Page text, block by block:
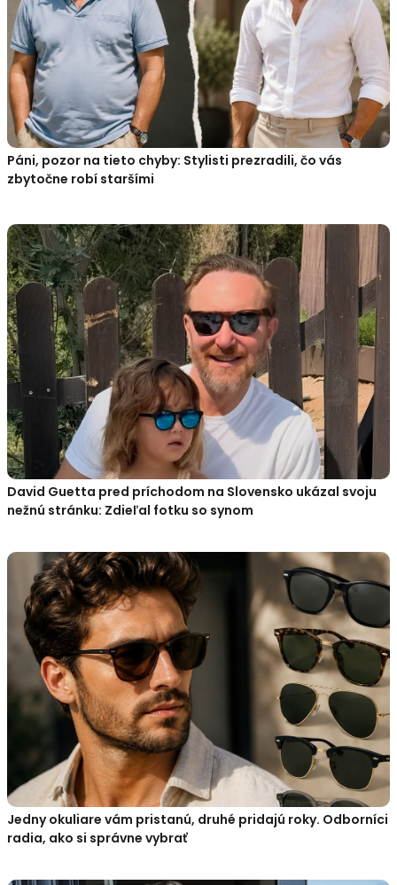
Páni, pozor na tieto chyby: Stylisti prezradili, čo vás
zbytočne robí staršími
David Guetta pred príchodom na Slovensko ukázal svoju
nežnú stránku: Zdieľal fotku so synom
Jedny okuliare vám pristanú, druhé pridajú roky. Odborníci
radia, ako si správne vybrať